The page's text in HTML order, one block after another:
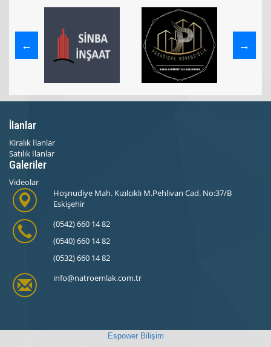
← →
İlanlar
Kiralık İlanlar
Satılık İlanlar
Galeriler
Videolar
Hoşnudiye Mah. Kızılcıklı M.Pehlivan Cad. No:37/B
Eskişehir
(0542) 660 14 82
(0540) 660 14 82
(0532) 660 14 82
info@natroemlak.com.tr
Espower Bilişim